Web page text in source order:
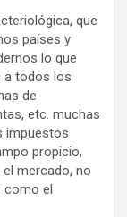
que
países y
lo que
a todos los
de
etc. muchas
impuestos
propicio,
mercado, no
como el